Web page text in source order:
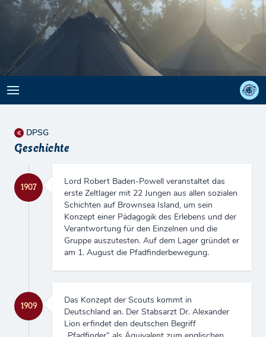
DPSG
Geschichte
Lord Robert Baden-Powell veranstaltet das
erste Zeltlager mit 22 Jungen aus allen sozialen
Schichten auf Brownsea Island, um sein
Konzept einer Pädagogik des Erlebens und der
Verantwortung für den Einzelnen und die
Gruppe auszutesten. Auf dem Lager gründet er
am 1. August die Pfadfinderbewegung.
1907
1909
Das Konzept der Scouts kommt in
Deutschland an. Der Stabsarzt Dr. Alexander
Lion erfindet den deutschen Begriff